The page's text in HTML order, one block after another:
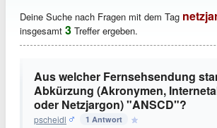
Deine Suche nach Fragen mit dem Tag
insgesamt 3 Treffer ergeben.
Aus welcher Fernsehsendung
Abkürzung (Akronymen,
oder Netzjargon) "ANSCD"?
pscheidl 1 Antwort